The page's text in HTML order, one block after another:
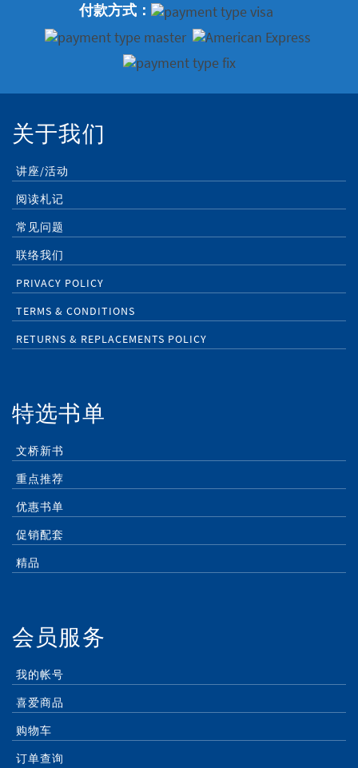
付款方式：
关于我们
讲座/活动
阅读札记
常见问题
联络我们
PRIVACY POLICY
TERMS & CONDITIONS
RETURNS & REPLACEMENTS POLICY
特选书单
文桥新书
重点推荐
优惠书单
促销配套
精品
会员服务
我的帐号
喜爱商品
购物车
订单查询